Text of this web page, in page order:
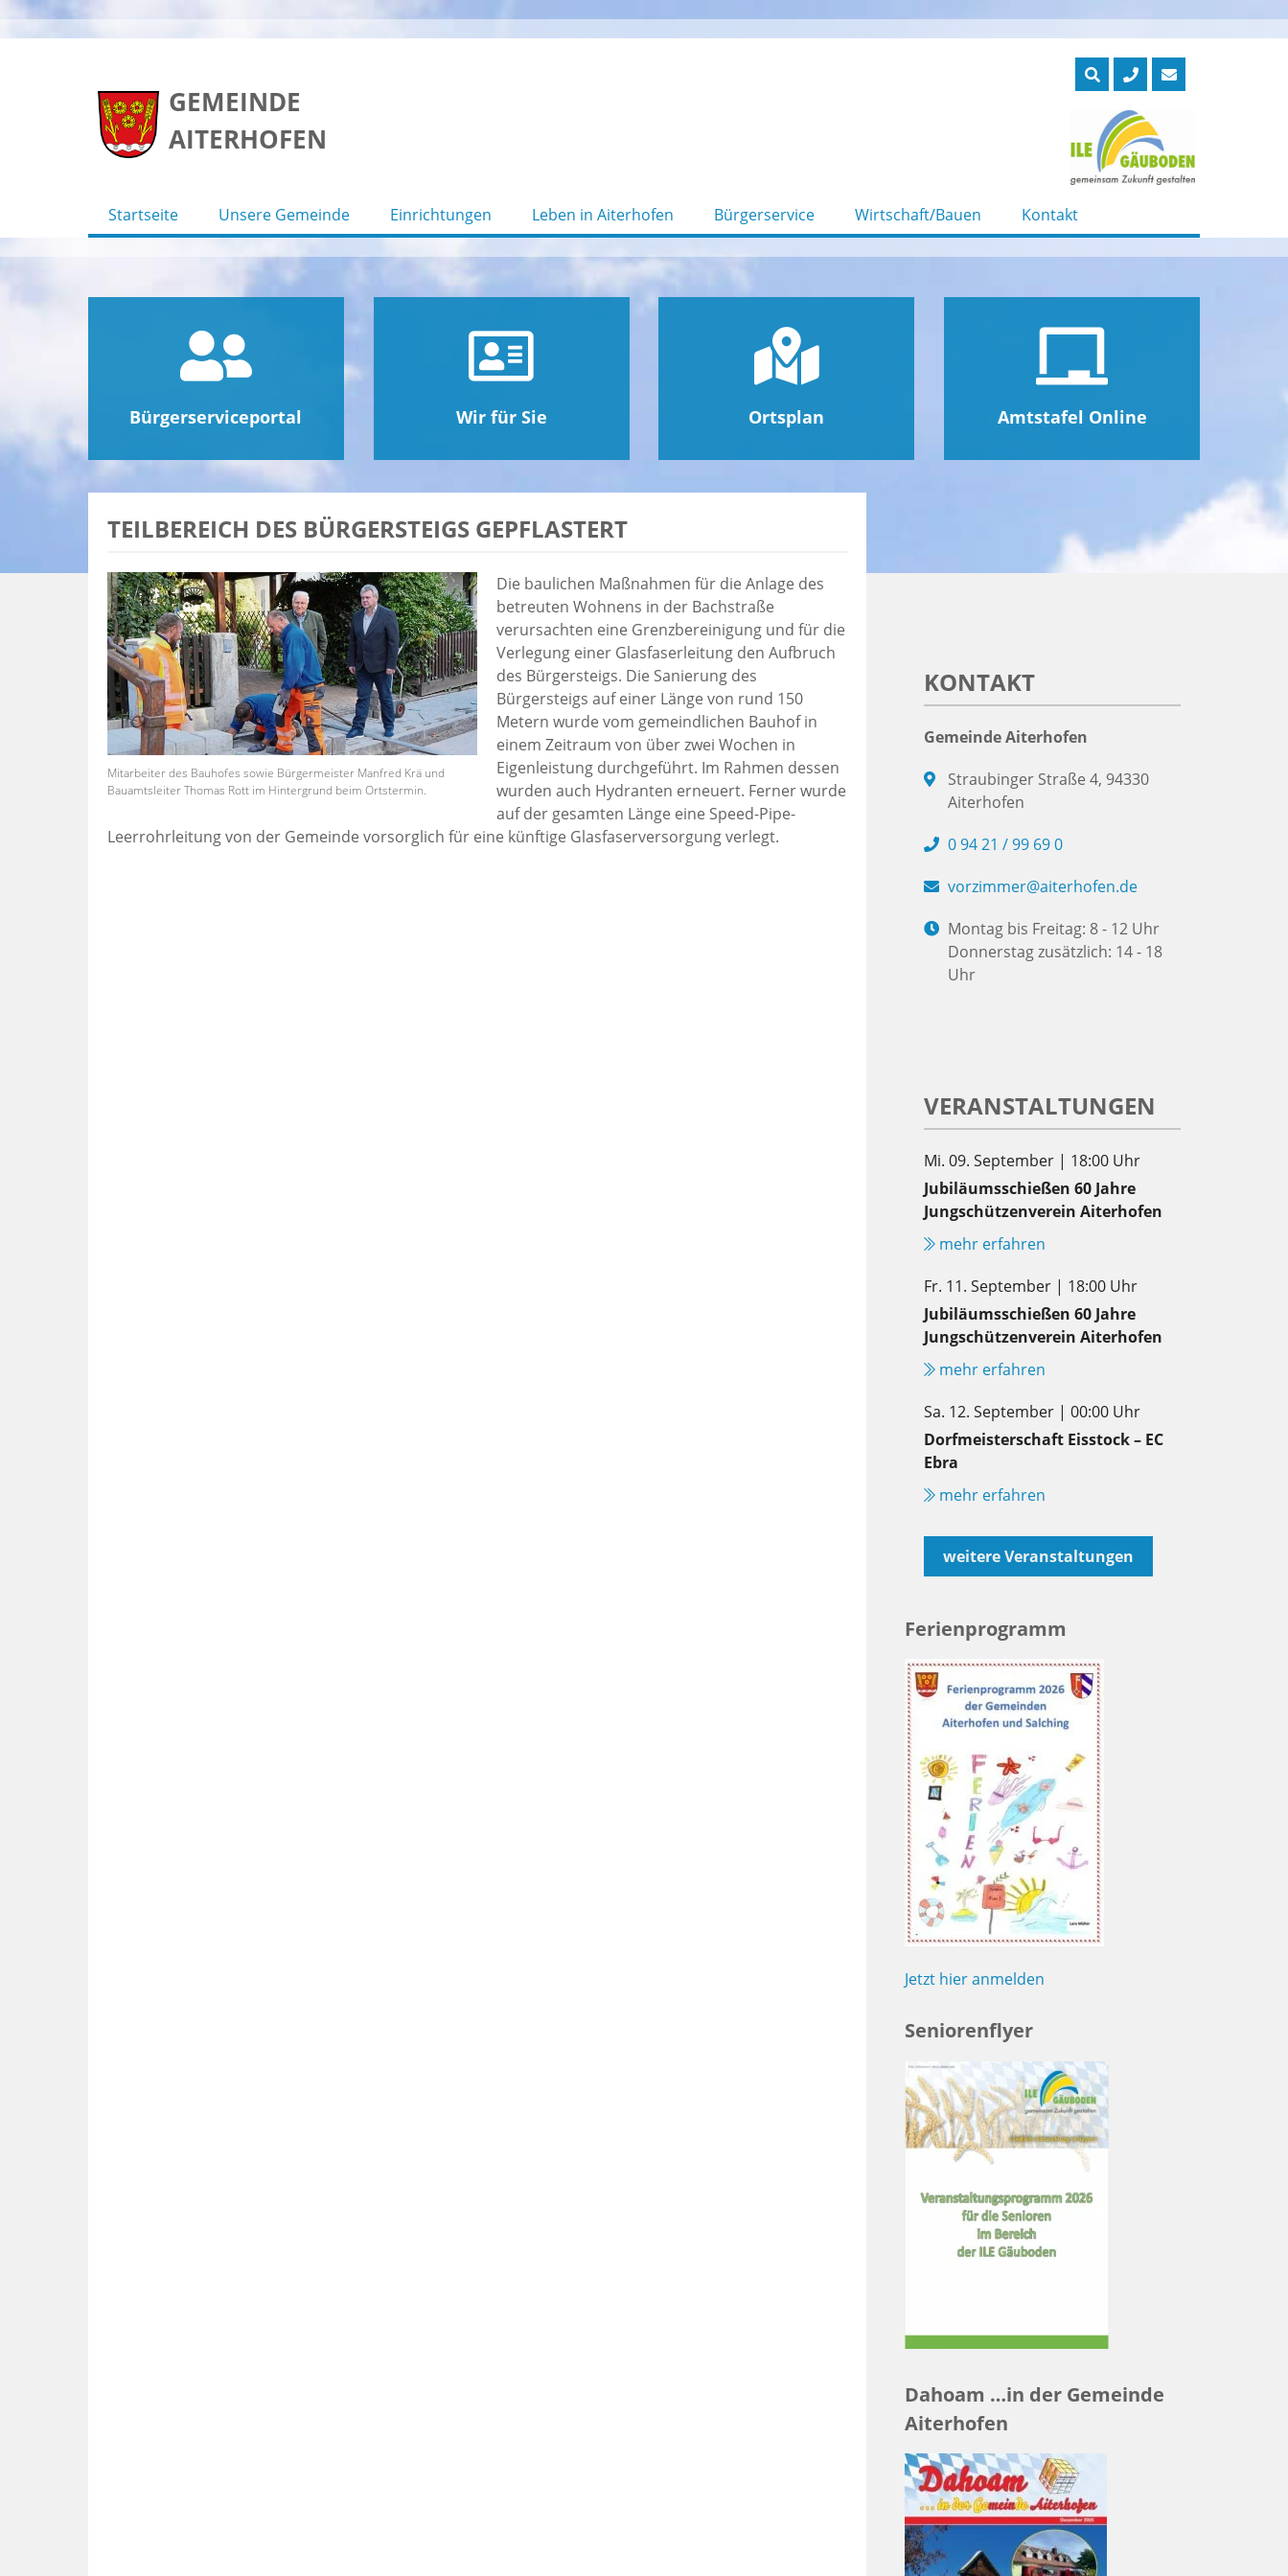
GEMEINDE
AITERHOFEN
Startseite Unsere Gemeinde Einrichtungen Leben in Aiterhofen Bürgerservice Wirtschaft/Bauen Kontakt
Bürgerserviceportal Wir für Sie Ortsplan Amtstafel Online
TEILBEREICH DES BÜRGERSTEIGS GEPFLASTERT
Mitarbeiter des Bauhofes sowie Bürgermeister Manfred Krä und
Bauamtsleiter Thomas Rott im Hintergrund beim Ortstermin.
Die baulichen Maßnahmen für die Anlage des
betreuten Wohnens in der Bachstraße
verursachten eine Grenzbereinigung und für die
Verlegung einer Glasfaserleitung den Aufbruch
des Bürgersteigs. Die Sanierung des
Bürgersteigs auf einer Länge von rund 150
Metern wurde vom gemeindlichen Bauhof in
einem Zeitraum von über zwei Wochen in
Eigenleistung durchgeführt. Im Rahmen dessen
wurden auch Hydranten erneuert. Ferner wurde
auf der gesamten Länge eine Speed-Pipe-
Leerrohrleitung von der Gemeinde vorsorglich für eine künftige Glasfaserversorgung verlegt.
KONTAKT
Gemeinde Aiterhofen
Straubinger Straße 4, 94330
Aiterhofen
0 94 21 / 99 69 0
vorzimmer@aiterhofen.de
Montag bis Freitag: 8 - 12 Uhr
Donnerstag zusätzlich: 14 - 18
Uhr
VERANSTALTUNGEN
Mi. 09. September | 18:00 Uhr
Jubiläumsschießen 60 Jahre
Jungschützenverein Aiterhofen
mehr erfahren
Fr. 11. September | 18:00 Uhr
Jubiläumsschießen 60 Jahre
Jungschützenverein Aiterhofen
mehr erfahren
Sa. 12. September | 00:00 Uhr
Dorfmeisterschaft Eisstock – EC
Ebra
mehr erfahren
weitere Veranstaltungen
Ferienprogramm
Jetzt hier anmelden
Seniorenflyer
Dahoam …in der Gemeinde
Aiterhofen